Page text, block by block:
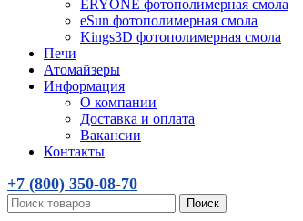
ERYONE фотополимерная смола
eSun фотополимерная смола
Kings3D фотополимерная смола
Печи
Атомайзеры
Информация
О компании
Доставка и оплата
Вакансии
Контакты
+7 (800) 350-08-70
Поиск